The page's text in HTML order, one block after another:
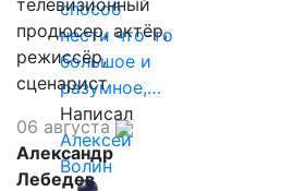
способ
нести что-то
большое и
разумное,…
Написал
Алексей
Волин
телевизионный
продюсер, актёр,
режиссёр,
сценарист
06 августа
Александр
Лебедев